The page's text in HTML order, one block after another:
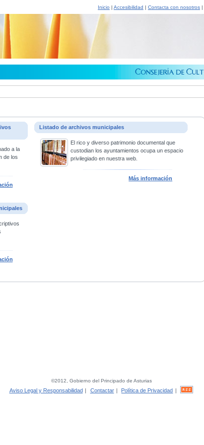
Inicio | Accesibilidad | Contacta con nosotros |
a la
de los
Listado de archivos municipales
El rico y diverso patrimonio documental que
custodian los ayuntamientos ocupa un espacio
privilegiado en nuestra web.
Más información
©2012, Gobierno del Principado de Asturias
Aviso Legal y Responsabilidad | Contactar | Política de Privacidad |